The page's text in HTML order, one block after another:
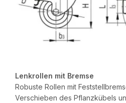
Lenkrollen mit Bremse
Robuste Rollen mit
Verschieben des Pflanzkübels